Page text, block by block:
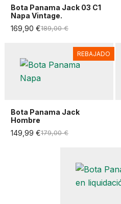
Bota Panama Jack 03 C1
Napa Vintage.
169,90 €189,00 €
Bota Panama Jack
Hombre
149,99 €179,00 €
REBAJADO